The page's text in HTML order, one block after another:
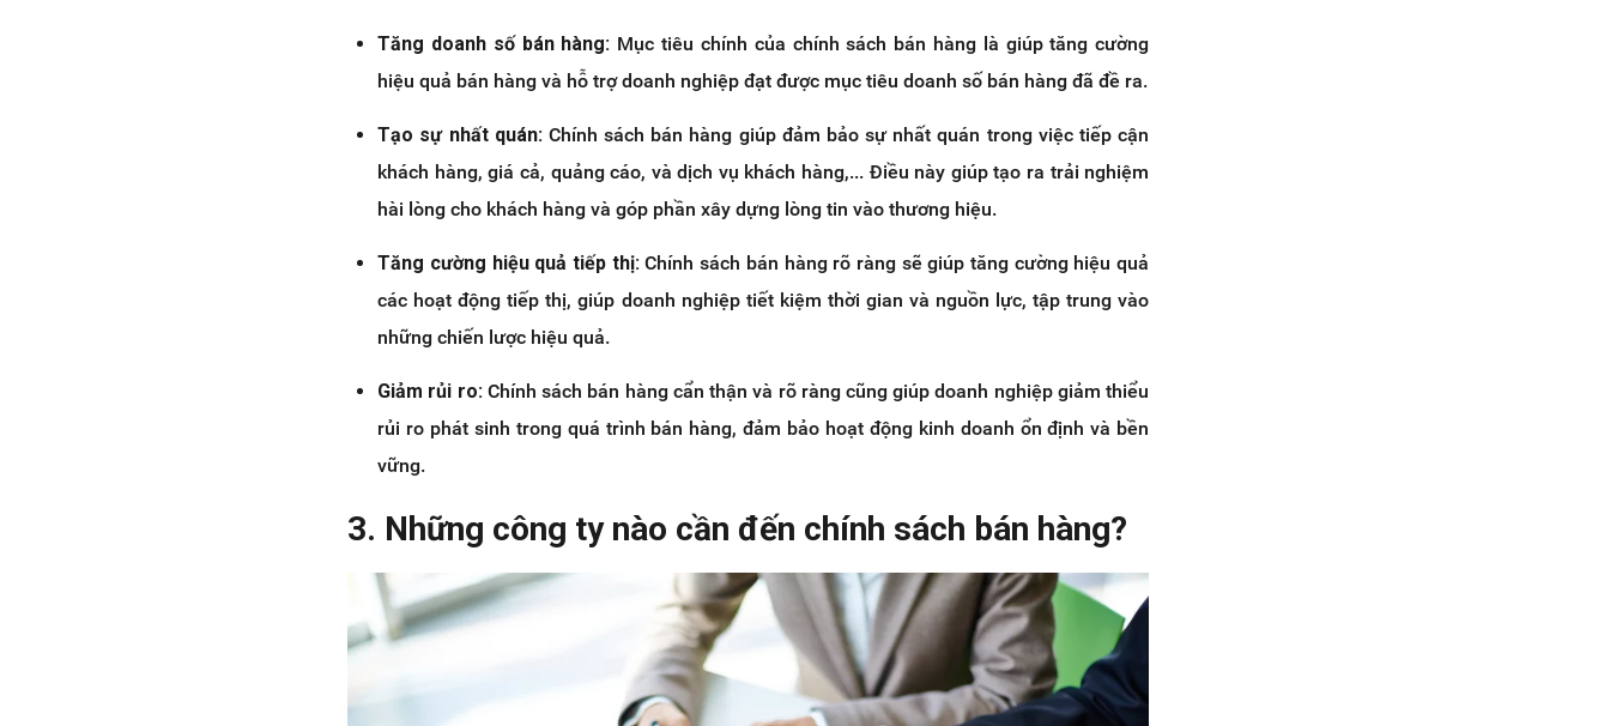
Tăng doanh số bán hàng: Mục tiêu chính của chính sách bán hàng là giúp tăng cường
hiệu quả bán hàng và hỗ trợ doanh nghiệp đạt được mục tiêu doanh số bán hàng đã đề ra.
Tạo sự nhất quán: Chính sách bán hàng giúp đảm bảo sự nhất quán trong việc tiếp cận
khách hàng, giá cả, quảng cáo, và dịch vụ khách hàng,... Điều này giúp tạo ra trải nghiệm
hài lòng cho khách hàng và góp phần xây dựng lòng tin vào thương hiệu.
Tăng cường hiệu quả tiếp thị:Chính sách bán hàng rõ ràng sẽ giúp tăng cường hiệu quả
các hoạt động tiếp thị, giúp doanh nghiệp tiết kiệm thời gian và nguồn lực, tập trung vào
những chiến lược hiệu quả.
Giảm rủi ro: Chính sách bán hàng cẩn thận và rõ ràng cũng giúp doanh nghiệp giảm thiểu
rủi ro phát sinh trong quá trình bán hàng, đảm bảo hoạt động kinh doanh ổn định và bền
vững.
3. Những công ty nào cần đến chính sách bán hàng?